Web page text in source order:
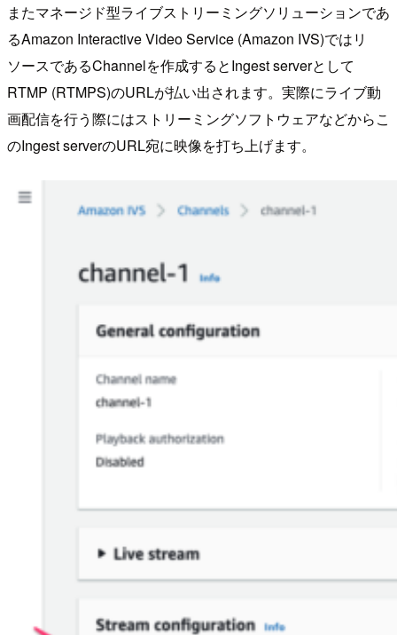
またマネージド型ライブストリーミングソリューションであ
るAmazon Interactive Video Service (Amazon IVS)ではリ
ソースであるChannelを作成するとIngest serverとして
RTMP (RTMPS)のURLが払い出されます。実際にライブ動
画配信を行う際にはストリーミングソフトウェアなどからこ
のIngest serverのURL宛に映像を打ち上げます。